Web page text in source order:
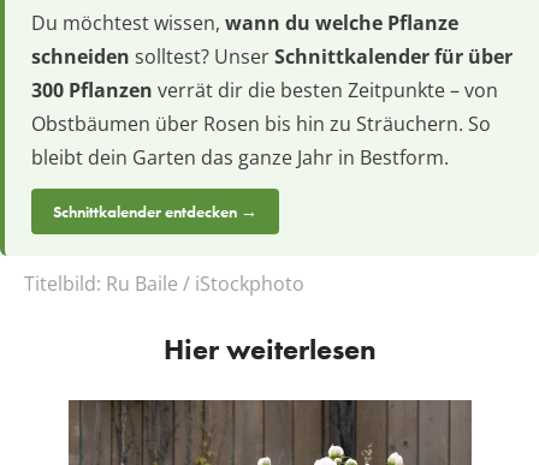
Du möchtest wissen, wann du welche Pflanze
schneiden solltest? UnserSchnittkalender für über
300 Pflanzen verrät dir die besten Zeitpunkte – von
Obstbäumen über Rosen bis hin zu Sträuchern. So
bleibt dein Garten das ganze Jahr in Bestform.
Schnittkalender entdecken →
Titelbild: Ru Baile / iStockphoto
Hier weiterlesen